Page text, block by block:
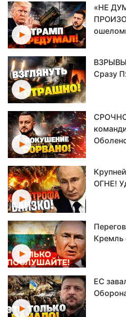
«НЕ
Сразу
ОГНЕ!
Кремль
ЕС